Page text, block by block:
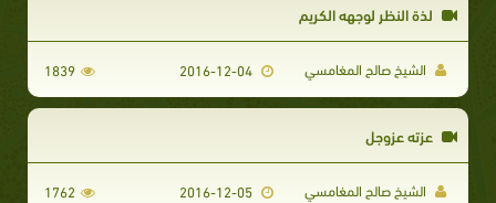
لذة النظر لوجهه الكريم
الشيخ صالح المغامسي 2016-12-04
1839
عزته عزوجل
الشيخ صالح المغامسي 2016-12-05
1762